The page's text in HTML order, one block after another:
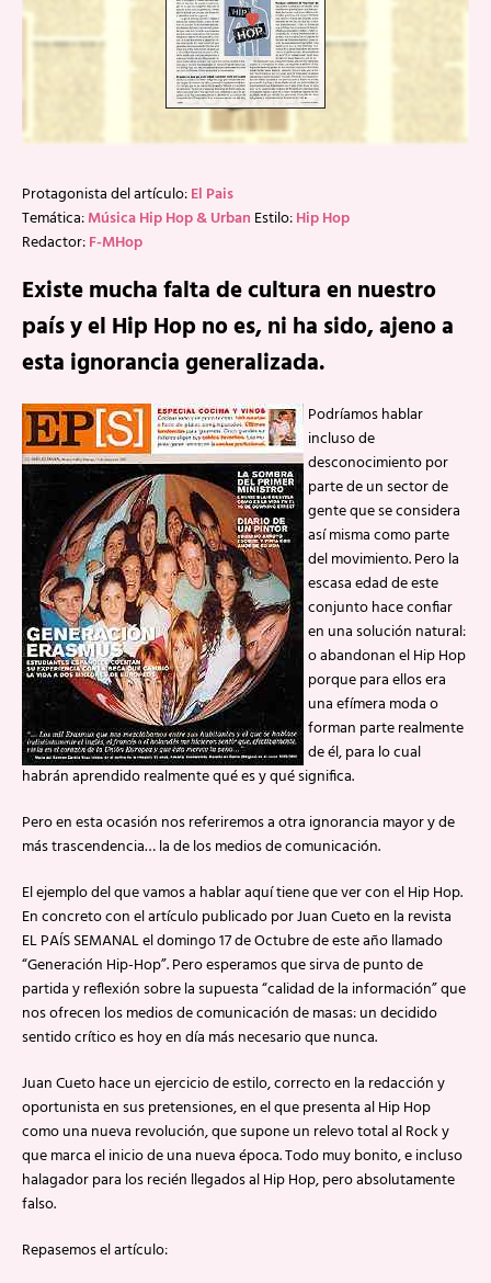
Protagonista del artículo:El Pais
Temática:Música Hip Hop & Urban Estilo:Hip Hop
Redactor:F-MHop
Existe mucha falta de cultura en nuestro
país y el Hip Hop no es, ni ha sido, ajeno a
esta ignorancia generalizada.
Podríamos hablar
incluso de
desconocimiento por
parte de un sector de
gente que se considera
así misma como parte
del movimiento. Pero la
escasa edad de este
conjunto hace confiar
en una solución natural:
o abandonan el Hip Hop
porque para ellos era
una efímera moda o
forman parte realmente
de él, para lo cual
habrán aprendido realmente qué es y qué significa.
Pero en esta ocasión nos referiremos a otra ignorancia mayor y de
más trascendencia… la de los medios de comunicación.
El ejemplo del que vamos a hablar aquí tiene que ver con el Hip Hop.
En concreto con el artículo publicado por Juan Cueto en la revista
EL PAÍS SEMANAL el domingo 17 de Octubre de este año llamado
“Generación Hip-Hop”. Pero esperamos que sirva de punto de
partida y reflexión sobre la supuesta “calidad de la información” que
nos ofrecen los medios de comunicación de masas: un decidido
sentido crítico es hoy en día más necesario que nunca.
Juan Cueto hace un ejercicio de estilo, correcto en la redacción y
oportunista en sus pretensiones, en el que presenta al Hip Hop
como una nueva revolución, que supone un relevo total al Rock y
que marca el inicio de una nueva época. Todo muy bonito, e incluso
halagador para los recién llegados al Hip Hop, pero absolutamente
falso.
Repasemos el artículo: